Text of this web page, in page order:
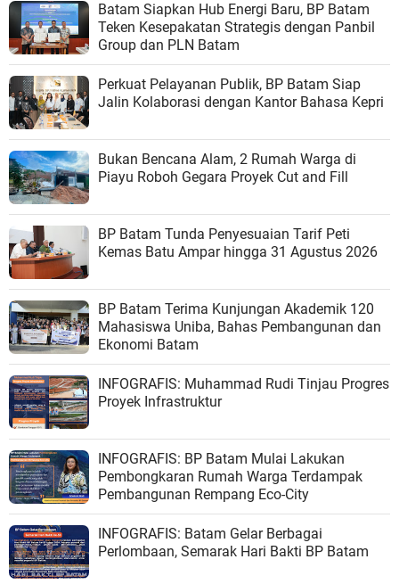
Batam Siapkan Hub Energi Baru, BP Batam
Teken Kesepakatan Strategis dengan Panbil
Group dan PLN Batam
Perkuat Pelayanan Publik, BP Batam Siap
Jalin Kolaborasi dengan Kantor Bahasa Kepri
Bukan Bencana Alam, 2 Rumah Warga di
Piayu Roboh Gegara Proyek Cut and Fill
BP Batam Tunda Penyesuaian Tarif Peti
Kemas Batu Ampar hingga 31 Agustus 2026
BP Batam Terima Kunjungan Akademik 120
Mahasiswa Uniba, Bahas Pembangunan dan
Ekonomi Batam
INFOGRAFIS: Muhammad Rudi Tinjau Progres
Proyek Infrastruktur
INFOGRAFIS: BP Batam Mulai Lakukan
Pembongkaran Rumah Warga Terdampak
Pembangunan Rempang Eco-City
INFOGRAFIS: Batam Gelar Berbagai
Perlombaan, Semarak Hari Bakti BP Batam